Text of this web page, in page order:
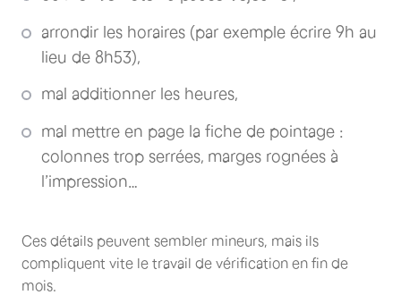
arrondir les horaires (par exemple écrire 9h au
lieu de 8h53),
mal additionner les heures,
mal mettre en page la fiche de pointage :
colonnes trop serrées, marges rognées à
l’impression…
Ces détails peuvent sembler mineurs, mais ils
compliquent vite le travail de vérification en fin de
mois.